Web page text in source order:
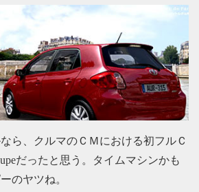
ら、クルマのＣＭにおける初フルＣ
だったと思う。タイムマシンかも
のヤツね。